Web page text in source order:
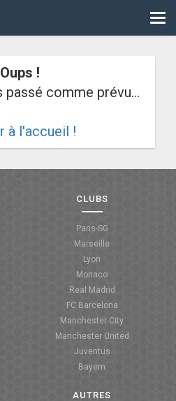
Oups !
passé comme prévu...
à l'accueil !
CLUBS
Paris-SG
Marseille
Lyon
Monaco
Real Madrid
FC Barcelona
Manchester City
Manchester United
Juventus
Bayern
AUTRES